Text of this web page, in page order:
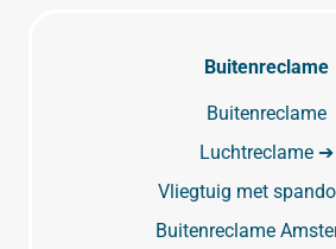
Buitenreclame
Buitenreclame
Luchtreclame ➔
Vliegtuig met
Buitenreclame